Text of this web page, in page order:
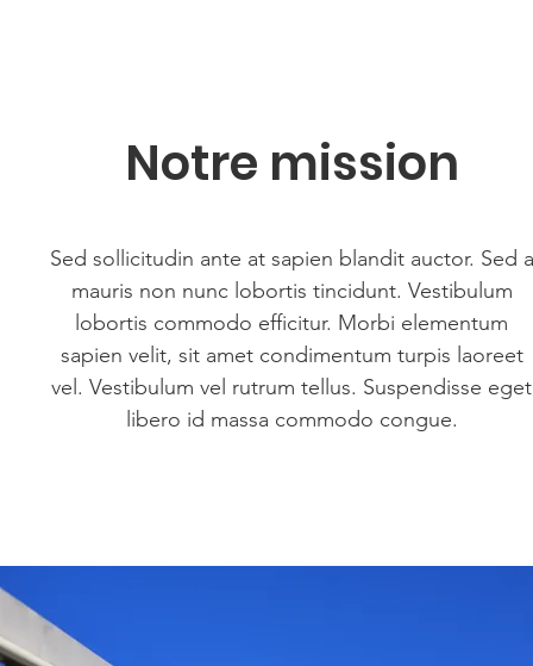
Notre mission
Sed sollicitudin ante at sapien blandit auctor. Sed a
mauris non nunc lobortis tincidunt. Vestibulum
lobortis commodo efficitur. Morbi elementum
sapien velit, sit amet condimentum turpis laoreet
vel. Vestibulum vel rutrum tellus. Suspendisse eget
libero id massa commodo congue.